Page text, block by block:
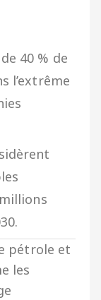
40 % de
l’extrême
pétrole et
les